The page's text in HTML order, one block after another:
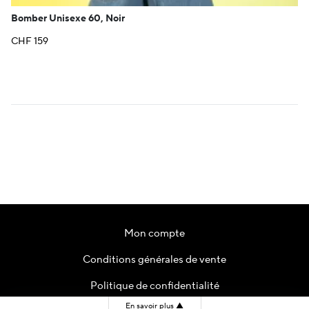
Bomber Unisexe 60, Noir
CHF159
Mon compte
Conditions générales de vente
Politique de confidentialité
En savoir plus ▲